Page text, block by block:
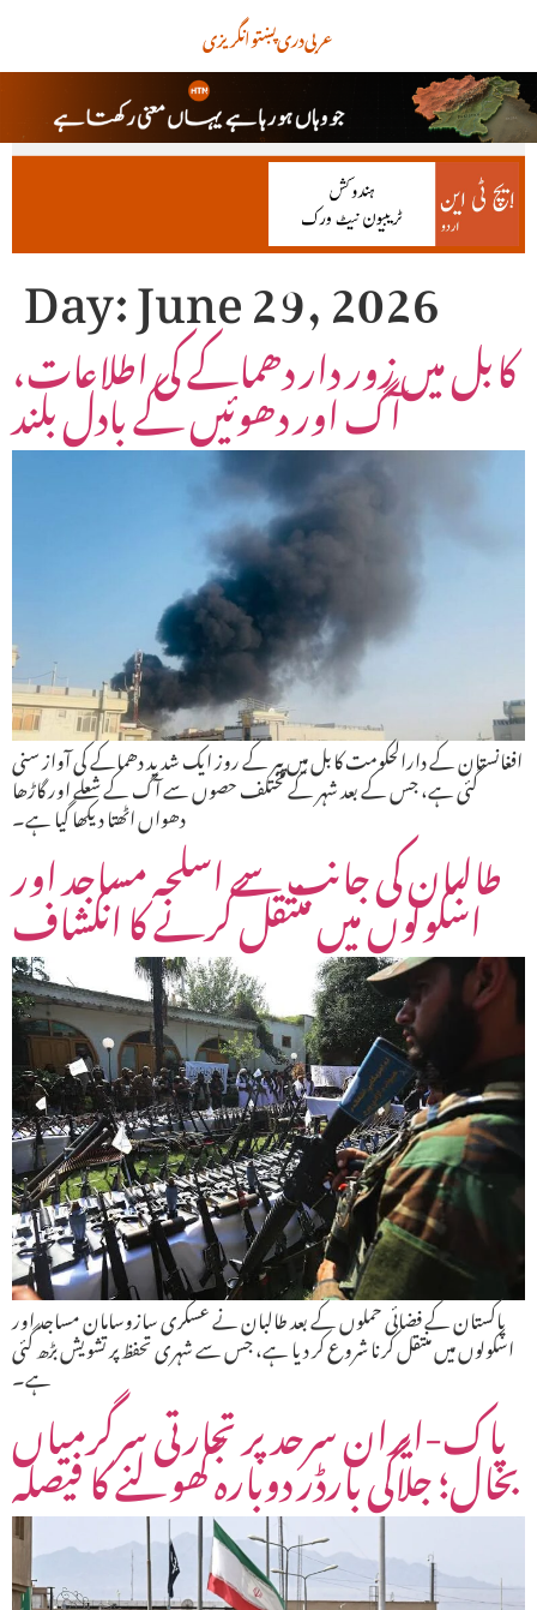
انگریزیپښتودریعربی
Day:June 29, 2026
کابل میں زور دار دھماکے کی اطلاعات،
آگ اور دھوئیں کے بادل بلند
افغانستان کے دارالحکومت کابل میں پیر کے روز ایک شدید دھماکے کی آواز سنی
گئی ہے، جس کے بعد شہر کے مختلف حصوں سے آگ کے شعلے اور گاڑھا
دھواں اٹھتا دیکھا گیا ہے۔
طالبان کی جانب سے اسلحہ مساجد اور
اسکولوں میں منتقل کرنے کا انکشاف
پاکستان کے فضائی حملوں کے بعد طالبان نے عسکری سازوسامان مساجد اور
اسکولوں میں منتقل کرنا شروع کر دیا ہے، جس سے شہری تحفظ پر تشویش بڑھ گئی
ہے۔
پاک-ایران سرحد پر تجارتی سرگرمیاں
بحال؛ جلاگی بارڈر دوبارہ کھولنے کا فیصلہ